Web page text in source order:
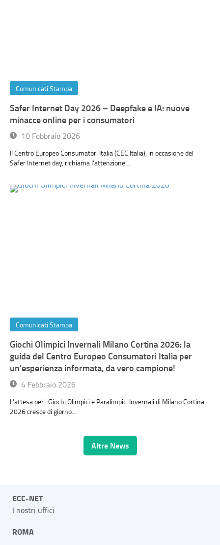
Comunicati Stampa
Safer Internet Day 2026 – Deepfake e IA: nuove
minacce online per i consumatori
10 Febbraio 2026
Il Centro Europeo Consumatori Italia (CEC Italia), in occasione del
Safer Internet day, richiama l’attenzione…
Comunicati Stampa
Giochi Olimpici Invernali Milano Cortina 2026: la
guida del Centro Europeo Consumatori Italia per
un’esperienza informata, da vero campione!
4 Febbraio 2026
L’attesa per i Giochi Olimpici e Paralimpici Invernali di Milano Cortina
2026 cresce di giorno…
Altre News
ECC-NET
I nostri uffici
ROMA